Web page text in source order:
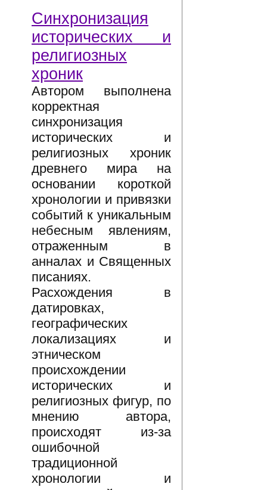
Синхронизация
исторических и
религиозных
хроник
Автором выполнена
корректная
синхронизация
исторических и
религиозных хроник
древнего мира на
основании короткой
хронологии и привязки
событий к уникальным
небесным явлениям,
отраженным в
анналах и Священных
писаниях.
Расхождения в
датировках,
географических
локализациях и
этническом
происхождении
исторических и
религиозных фигур, по
мнению автора,
происходят из-за
ошибочной
традиционной
хронологии и